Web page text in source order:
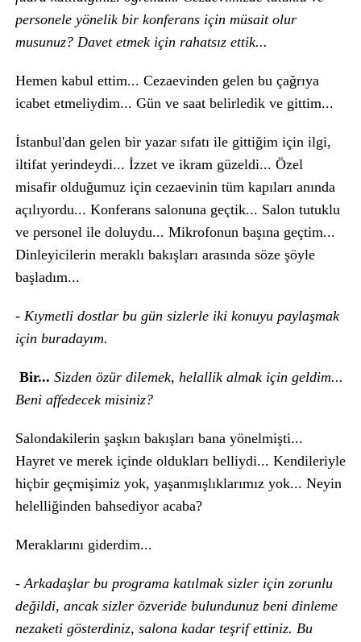
personele yönelik bir konferans için müsait olur
musunuz? Davet etmek için rahatsız ettik...
Hemen kabul ettim... Cezaevinden gelen bu çağrıya
icabet etmeliydim... Gün ve saat belirledik ve gittim...
İstanbul'dan gelen bir yazar sıfatı ile gittiğim için ilgi,
iltifat yerindeydi... İzzet ve ikram güzeldi... Özel
misafir olduğumuz için cezaevinin tüm kapıları anında
açılıyordu... Konferans salonuna geçtik... Salon tutuklu
ve personel ile doluydu... Mikrofonun başına geçtim...
Dinleyicilerin meraklı bakışları arasında söze şöyle
başladım...
- Kıymetli dostlar bu gün sizlerle iki konuyu paylaşmak
için buradayım.
Bir... Sizden özür dilemek, helallik almak için geldim...
Beni affedecek misiniz?
Salondakilerin şaşkın bakışları bana yönelmişti...
Hayret ve merek içinde oldukları belliydi... Kendileriyle
hiçbir geçmişimiz yok, yaşanmışlıklarımız yok... Neyin
helelliğinden bahsediyor acaba?
Meraklarını giderdim...
- Arkadaşlar bu programa katılmak sizler için zorunlu
değildi, ancak sizler özveride bulundunuz beni dinleme
nezaketi gösterdiniz, salona kadar teşrif ettiniz. Bu